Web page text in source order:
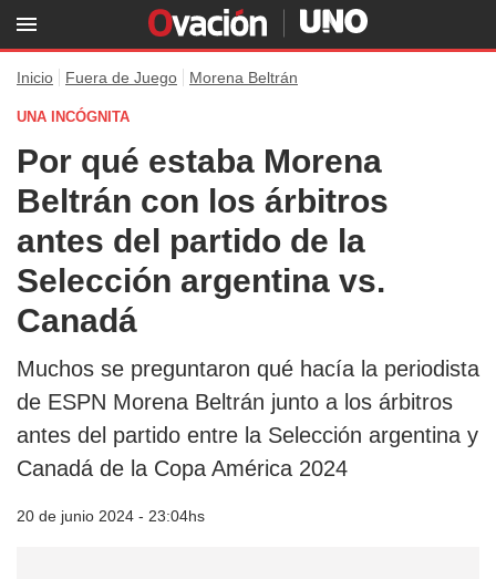
Inicio Fuera de Juego Morena Beltrán
UNA INCÓGNITA
Por qué estaba Morena
Beltrán con los árbitros
antes del partido de la
Selección argentina vs.
Canadá
Muchos se preguntaron qué hacía la periodista
de ESPN Morena Beltrán junto a los árbitros
antes del partido entre la Selección argentina y
Canadá de la Copa América 2024
20 de junio 2024 - 23:04hs